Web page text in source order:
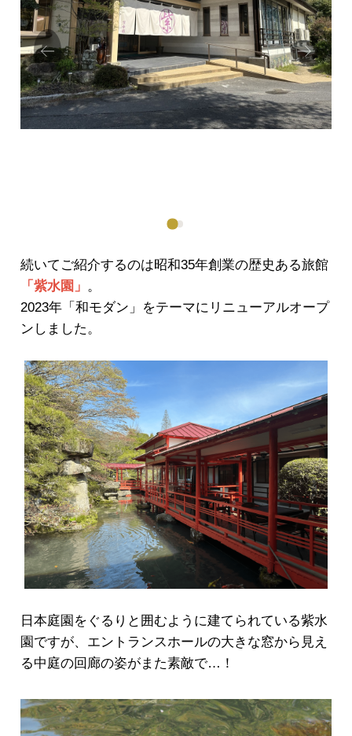
Prev
ious
Next
続いてご紹介するのは昭和35年創業の歴史ある旅館
「紫水園」 。
2023年「和モダン」をテーマにリニューアルオープ
ンしました。
日本庭園をぐるりと囲むように建てられている紫水
園ですが、エントランスホールの大きな窓から見え
る中庭の回廊の姿がまた素敵で…！